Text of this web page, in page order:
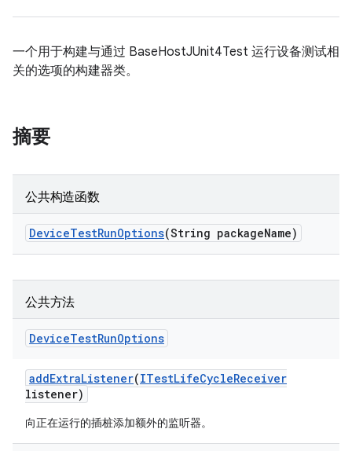
一个用于构建与通过 BaseHostJUnit4Test 运行设备测试相
关的选项的构建器类。
摘要
公共构造函数
DeviceTestRunOptions(String packageName)
公共方法
DeviceTestRunOptions
addExtraListener(ITestLifeCycleReceiver
listener)
向正在运行的插桩添加额外的监听器。